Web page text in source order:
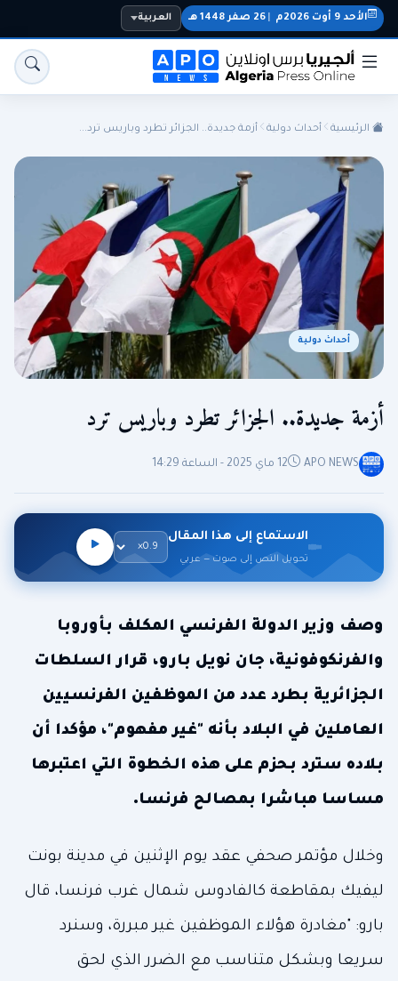
الجزائر الجالية المنتخب الوطني سياسة
اقتصاد رياضة
الأحد 9 أوت 2026م 26 صفر 1448 هـ العربية
الرئيسية أحداث دولية أزمة جديدة.. الجزائر تطرد وباريس ترد...
أحداث دولية
أزمة جديدة.. الجزائر تطرد وباريس ترد
APO NEWS 12 ماي 2025 - الساعة 14:29
الاستماع إلى هذا المقال
تحويل النص إلى صوت — عربي
وصف وزير الدولة الفرنسي المكلف بأوروبا
والفرنكوفونية، جان نويل بارو، قرار السلطات
الجزائرية بطرد عدد من الموظفين الفرنسيين
العاملين في البلاد بأنه "غير مفهوم"، مؤكدا أن
بلاده سترد بحزم على هذه الخطوة التي اعتبرها
مساسا مباشرا بمصالح فرنسا.
وخلال مؤتمر صحفي عقد يوم الإثنين في مدينة بونت
ليفيك بمقاطعة كالفادوس شمال غرب فرنسا، قال
بارو: "مغادرة هؤلاء الموظفين غير مبررة، وسنرد
سريعا وبشكل متناسب مع الضرر الذي لحق